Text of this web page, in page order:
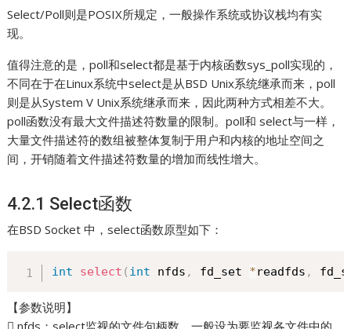
Select/Poll则是POSIX所规定，一般操作系统或协议栈均有实
现。
值得注意的是，poll和select都是基于内核函数sys_poll实现的，
不同在于在Linux系统中select是从BSD Unix系统继承而来，poll
则是从System V Unix系统继承而来，因此两种方式相差不大。
poll函数没有最大文件描述符数量的限制。poll和 select与一样，
大量文件描述符的数组被整体复制于用户和内核的地址空间之
间，开销随着文件描述符数量的增加而线性增大。
4.2.1 Select函数
在BSD Socket 中，select函数原型如下：
int select ( int nfds , fd_set *readfds ,
【参数说明】